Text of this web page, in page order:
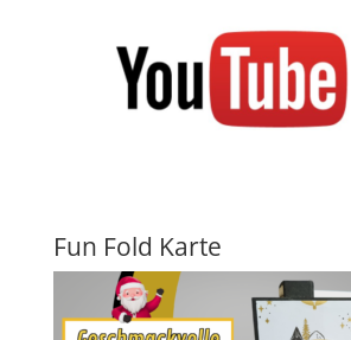
Fun Fold Karte